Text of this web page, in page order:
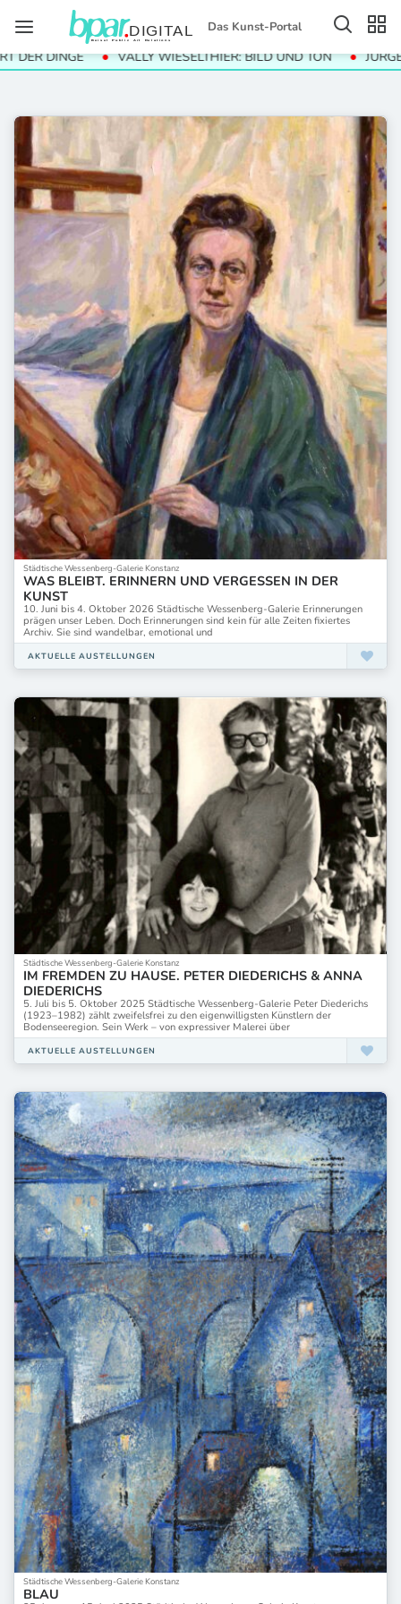
Das Kunst-Portal
VALLY WIESELTHIER: BILD UND TON JÜRGEN
Städtische Wessenberg-Galerie Konstanz
WAS BLEIBT. ERINNERN UND VERGESSEN IN DER
KUNST
10. Juni bis 4. Oktober 2026 Städtische Wessenberg-Galerie Erinnerungen
prägen unser Leben. Doch Erinnerungen sind kein für alle Zeiten fixiertes
Archiv. Sie sind wandelbar, emotional und
AKTUELLE AUSTELLUNGEN
Städtische Wessenberg-Galerie Konstanz
IM FREMDEN ZU HAUSE. PETER DIEDERICHS & ANNA
DIEDERICHS
5. Juli bis 5. Oktober 2025 Städtische Wessenberg-Galerie Peter Diederichs
(1923–1982) zählt zweifelsfrei zu den eigenwilligsten Künstlern der
Bodenseeregion. Sein Werk – von expressiver Malerei über
AKTUELLE AUSTELLUNGEN
Städtische Wessenberg-Galerie Konstanz
BLAU